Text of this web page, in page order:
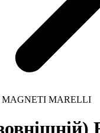
MAGNETI MARELLI